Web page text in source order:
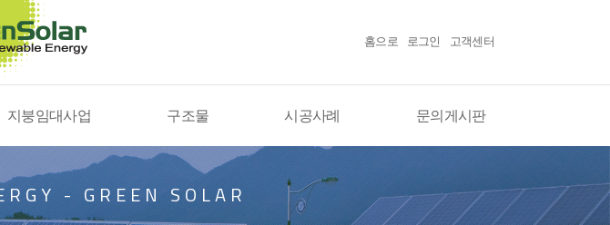
홈으로 로그인 고객센터
지붕임대사업 구조물 시공사례 문의게시판
-GREEN SOLAR